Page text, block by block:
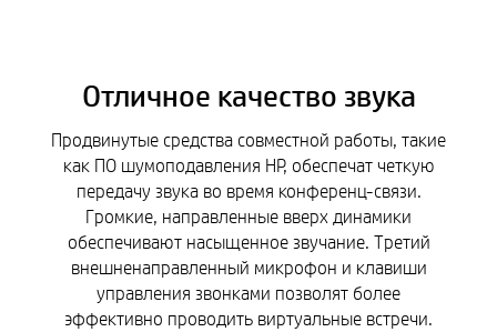
Отличное качество звука
Продвинутые средства совместной работы, такие
как ПО шумоподавления HP, обеспечат четкую
передачу звука во время конференц-связи.
Громкие, направленные вверх динамики
обеспечивают насыщенное звучание. Третий
внешненаправленный микрофон и клавиши
управления звонками позволят более
эффективно проводить виртуальные встречи.